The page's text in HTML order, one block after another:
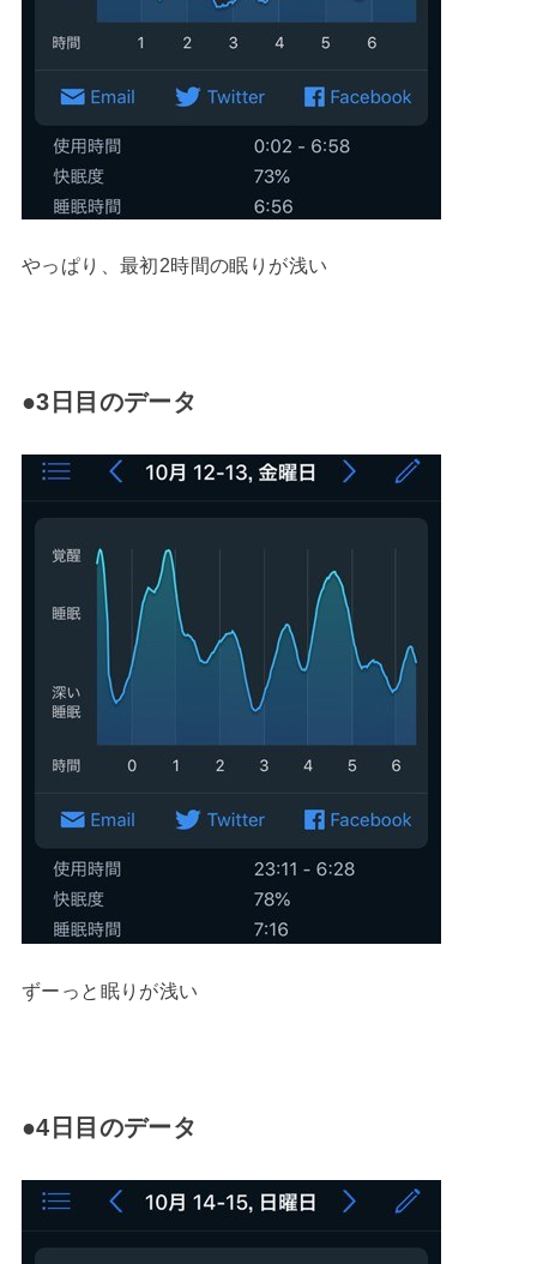
やっぱり、最初2時間の眠りが浅い
●3日目のデータ
ずーっと眠りが浅い
●4日目のデータ